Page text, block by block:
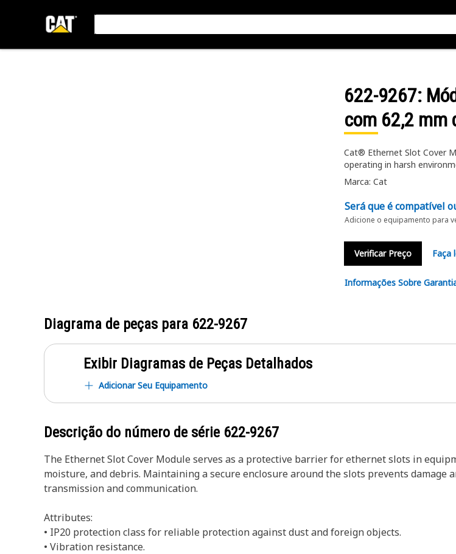
622-9267:
com 62,2 mm
Cat® Ethernet Slot Cover
operating in harsh
Marca: Cat
Será que é compatível
Adicione o equipamento para
Verificar Preço Faça
Informações Sobre
Diagrama de peças para 622-9267
Exibir Diagramas de Peças Detalhados
Adicionar Seu Equipamento
Descrição do número de série 622-9267
The Ethernet Slot Cover Module serves as a protective barrier for ethernet slots in
moisture, and debris. Maintaining a secure enclosure around the slots prevents
transmission and communication.
Attributes:
• IP20 protection class for reliable protection against dust and foreign objects.
• Vibration resistance.